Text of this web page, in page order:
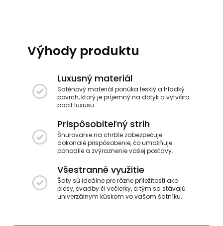
Výhody produktu
Luxusný materiál
Saténový materiál ponúka lesklý a hladký
povrch, ktorý je príjemný na dotyk a vytvára
pocit luxusu.
Prispôsobiteľný strih
Šnurovanie na chrbte zabezpečuje
dokonalé prispôsobenie, čo umožňuje
pohodlie a zvýraznenie vašej postavy.
Všestranné využitie
Šaty sú ideálne pre rôzne príležitosti ako
plesy, svadby či večierky, a tým sa stávajú
univerzálnym kúskom vo vašom šatníku.